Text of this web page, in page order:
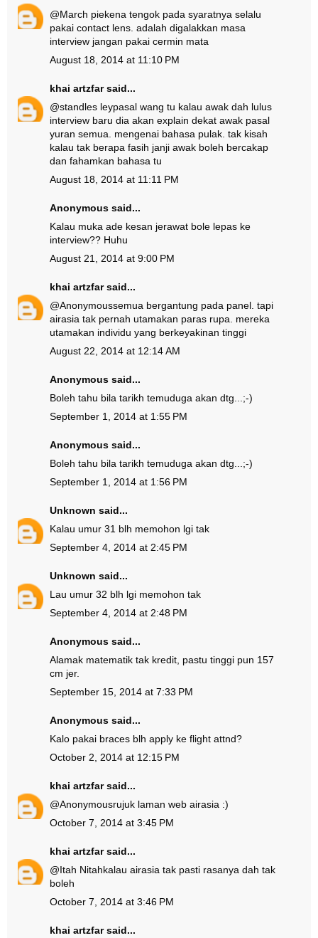
@March piekena tengok pada syaratnya selalu
pakai contact lens. adalah digalakkan masa
interview jangan pakai cermin mata
August 18, 2014 at 11:10 PM
khai artzfarsaid...
@standles leypasal wang tu kalau awak dah lulus
interview baru dia akan explain dekat awak pasal
yuran semua. mengenai bahasa pulak. tak kisah
kalau tak berapa fasih janji awak boleh bercakap
dan fahamkan bahasa tu
August 18, 2014 at 11:11 PM
Anonymous said...
Kalau muka ade kesan jerawat bole lepas ke
interview?? Huhu
August 21, 2014 at 9:00 PM
khai artzfarsaid...
@Anonymoussemua bergantung pada panel. tapi
airasia tak pernah utamakan paras rupa. mereka
utamakan individu yang berkeyakinan tinggi
August 22, 2014 at 12:14 AM
Anonymous said...
Boleh tahu bila tarikh temuduga akan dtg...;-)
September 1, 2014 at 1:55 PM
Anonymous said...
Boleh tahu bila tarikh temuduga akan dtg...;-)
September 1, 2014 at 1:56 PM
Unknown said...
Kalau umur 31 blh memohon lgi tak
September 4, 2014 at 2:45 PM
Unknown said...
Lau umur 32 blh lgi memohon tak
September 4, 2014 at 2:48 PM
Anonymous said...
Alamak matematik tak kredit, pastu tinggi pun 157
cm jer.
September 15, 2014 at 7:33 PM
Anonymous said...
Kalo pakai braces blh apply ke flight attnd?
October 2, 2014 at 12:15 PM
khai artzfarsaid...
@Anonymousrujuk laman web airasia :)
October 7, 2014 at 3:45 PM
khai artzfarsaid...
@Itah Nitahkalau airasia tak pasti rasanya dah tak
boleh
October 7, 2014 at 3:46 PM
khai artzfarsaid...